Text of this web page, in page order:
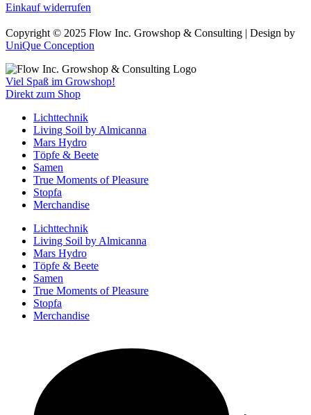
Einkauf widerrufen
Copyright © 2025 Flow Inc. Growshop & Consulting | Design by
UniQue Conception
Viel Spaß im Growshop!
Direkt zum Shop
Lichttechnik
Living Soil by Almicanna
Mars Hydro
Töpfe & Beete
Samen
True Moments of Pleasure
Stopfa
Merchandise
Lichttechnik
Living Soil by Almicanna
Mars Hydro
Töpfe & Beete
Samen
True Moments of Pleasure
Stopfa
Merchandise